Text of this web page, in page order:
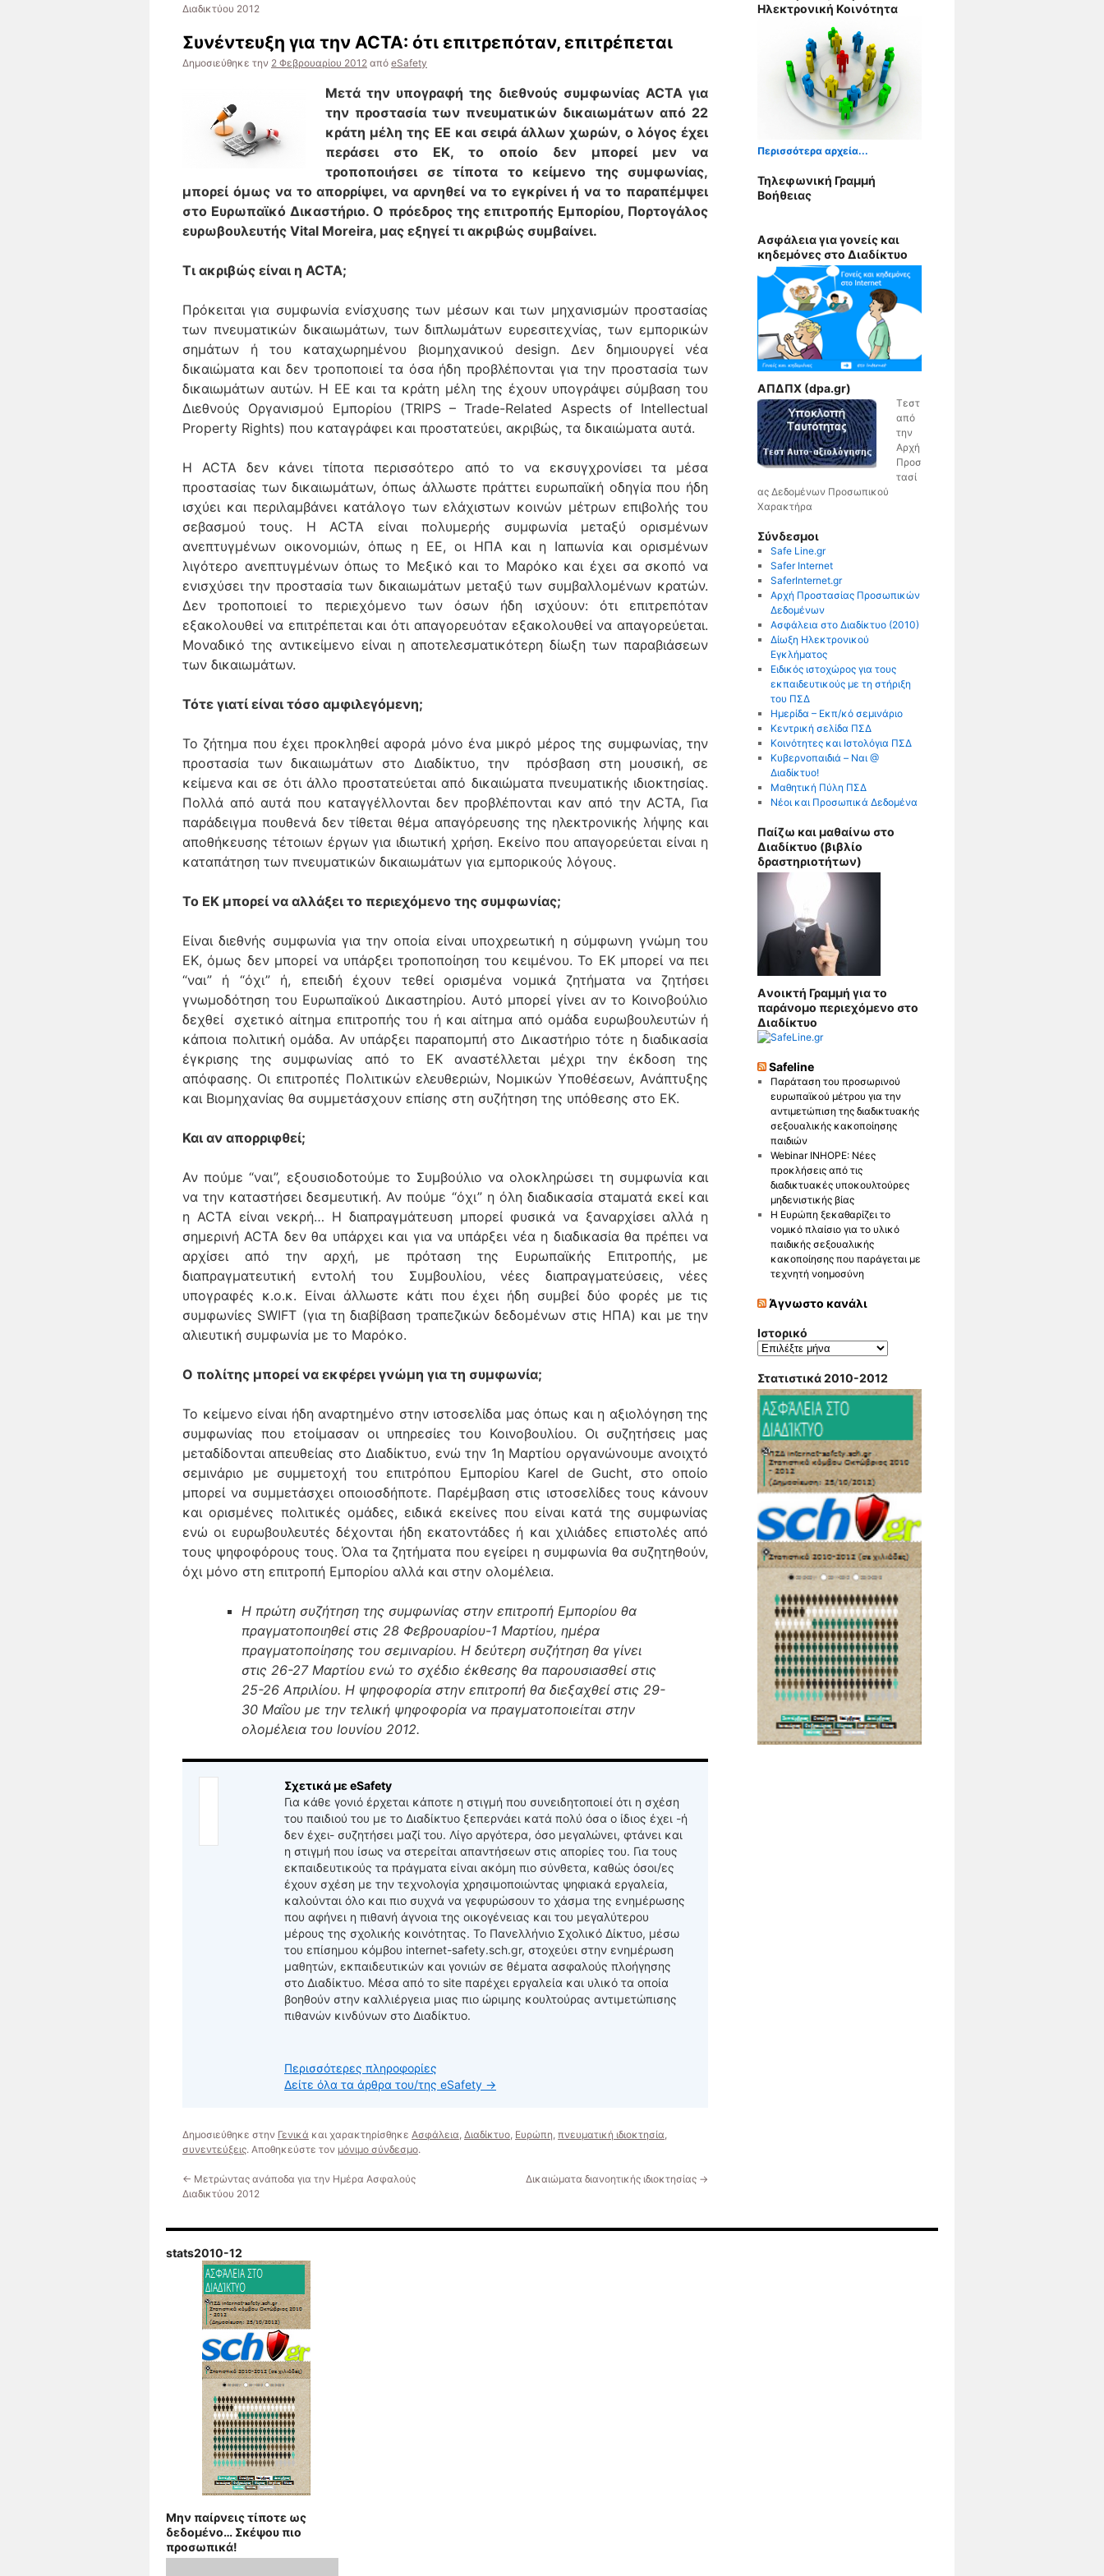
Διαδικτύου 2012
Συνέντευξη για την ACTA: ότι επιτρεπόταν, επιτρέπεται
Δημοσιεύθηκε την 2 Φεβρουαρίου 2012 από eSafety
Μετά την υπογραφή της διεθνούς συμφωνίας ACTA για
την προστασία των πνευματικών δικαιωμάτων από 22
κράτη μέλη της ΕΕ και σειρά άλλων χωρών, ο λόγος έχει
περάσει στο ΕΚ, το οποίο δεν μπορεί μεν να
τροποποιήσει σε τίποτα το κείμενο της συμφωνίας,
μπορεί όμως να το απορρίψει, να αρνηθεί να το εγκρίνει ή να το παραπέμψει
στο Ευρωπαϊκό Δικαστήριο. Ο πρόεδρος της επιτροπής Εμπορίου, Πορτογάλος
ευρωβουλευτής Vital Moreira, μας εξηγεί τι ακριβώς συμβαίνει.
Τι ακριβώς είναι η ACTA;
Πρόκειται για συμφωνία ενίσχυσης των μέσων και των μηχανισμών προστασίας
των πνευματικών δικαιωμάτων, των διπλωμάτων ευρεσιτεχνίας, των εμπορικών
σημάτων ή του καταχωρημένου βιομηχανικού design. Δεν δημιουργεί νέα
δικαιώματα και δεν τροποποιεί τα όσα ήδη προβλέπονται για την προστασία των
δικαιωμάτων αυτών. Η ΕΕ και τα κράτη μέλη της έχουν υπογράψει σύμβαση του
Διεθνούς Οργανισμού Εμπορίου (TRIPS – Trade-Related Aspects of Intellectual
Property Rights) που καταγράφει και προστατεύει, ακριβώς, τα δικαιώματα αυτά.
Η ACTA δεν κάνει τίποτα περισσότερο από το να εκσυγχρονίσει τα μέσα
προστασίας των δικαιωμάτων, όπως άλλωστε πράττει ευρωπαϊκή οδηγία που ήδη
ισχύει και περιλαμβάνει κατάλογο των ελάχιστων κοινών μέτρων επιβολής του
σεβασμού τους. Η ACTA είναι πολυμερής συμφωνία μεταξύ ορισμένων
ανεπτυγμένων οικονομιών, όπως η ΕΕ, οι ΗΠΑ και η Ιαπωνία και ορισμένων
λιγότερο ανεπτυγμένων όπως το Μεξικό και το Μαρόκο και έχει σα σκοπό να
ενισχύσει την προστασία των δικαιωμάτων μεταξύ των συμβαλλομένων κρατών.
Δεν τροποποιεί το περιεχόμενο των όσων ήδη ισχύουν: ότι επιτρεπόταν
εξακολουθεί να επιτρέπεται και ότι απαγορευόταν εξακολουθεί να απαγορεύεται.
Μοναδικό της αντικείμενο είναι η αποτελεσματικότερη δίωξη των παραβιάσεων
των δικαιωμάτων.
Τότε γιατί είναι τόσο αμφιλεγόμενη;
Το ζήτημα που έχει προκληθεί αφορά μόνο ένα μικρό μέρος της συμφωνίας, την
προστασία των δικαιωμάτων στο Διαδίκτυο, την πρόσβαση στη μουσική, σε
κείμενα και σε ότι άλλο προστατεύεται από δικαιώματα πνευματικής ιδιοκτησίας.
Πολλά από αυτά που καταγγέλλονται δεν προβλέπονται καν από την ACTA, Για
παράδειγμα πουθενά δεν τίθεται θέμα απαγόρευσης της ηλεκτρονικής λήψης και
αποθήκευσης τέτοιων έργων για ιδιωτική χρήση. Εκείνο που απαγορεύεται είναι η
καταπάτηση των πνευματικών δικαιωμάτων για εμπορικούς λόγους.
Το ΕΚ μπορεί να αλλάξει το περιεχόμενο της συμφωνίας;
Είναι διεθνής συμφωνία για την οποία είναι υποχρεωτική η σύμφωνη γνώμη του
ΕΚ, όμως δεν μπορεί να υπάρξει τροποποίηση του κειμένου. Το ΕΚ μπορεί να πει
“ναι” ή “όχι” ή, επειδή έχουν τεθεί ορισμένα νομικά ζητήματα να ζητήσει
γνωμοδότηση του Ευρωπαϊκού Δικαστηρίου. Αυτό μπορεί γίνει αν το Κοινοβούλιο
δεχθεί σχετικό αίτημα επιτροπής του ή και αίτημα από ομάδα ευρωβουλευτών ή
κάποια πολιτική ομάδα. Αν υπάρξει παραπομπή στο Δικαστήριο τότε η διαδικασία
έγκρισης της συμφωνίας από το ΕΚ αναστέλλεται μέχρι την έκδοση της
απόφασης. Οι επιτροπές Πολιτικών ελευθεριών, Νομικών Υποθέσεων, Ανάπτυξης
και Βιομηχανίας θα συμμετάσχουν επίσης στη συζήτηση της υπόθεσης στο ΕΚ.
Και αν απορριφθεί;
Αν πούμε “ναι”, εξουσιοδοτούμε το Συμβούλιο να ολοκληρώσει τη συμφωνία και
να την καταστήσει δεσμευτική. Αν πούμε “όχι” η όλη διαδικασία σταματά εκεί και
η ACTA είναι νεκρή… Η διαπραγμάτευση μπορεί φυσικά να ξαναρχίσει αλλά η
σημερινή ACTA δεν θα υπάρχει και για να υπάρξει νέα η διαδικασία θα πρέπει να
αρχίσει από την αρχή, με πρόταση της Ευρωπαϊκής Επιτροπής, με
διαπραγματευτική εντολή του Συμβουλίου, νέες διαπραγματεύσεις, νέες
υπογραφές κ.ο.κ. Είναι άλλωστε κάτι που έχει ήδη συμβεί δύο φορές με τις
συμφωνίες SWIFT (για τη διαβίβαση τραπεζικών δεδομένων στις ΗΠΑ) και με την
αλιευτική συμφωνία με το Μαρόκο.
Ο πολίτης μπορεί να εκφέρει γνώμη για τη συμφωνία;
Το κείμενο είναι ήδη αναρτημένο στην ιστοσελίδα μας όπως και η αξιολόγηση της
συμφωνίας που ετοίμασαν οι υπηρεσίες του Κοινοβουλίου. Οι συζητήσεις μας
μεταδίδονται απευθείας στο Διαδίκτυο, ενώ την 1η Μαρτίου οργανώνουμε ανοιχτό
σεμινάριο με συμμετοχή του επιτρόπου Εμπορίου Karel de Gucht, στο οποίο
μπορεί να συμμετάσχει οποιοσδήποτε. Παρέμβαση στις ιστοσελίδες τους κάνουν
και ορισμένες πολιτικές ομάδες, ειδικά εκείνες που είναι κατά της συμφωνίας
ενώ οι ευρωβουλευτές δέχονται ήδη εκατοντάδες ή και χιλιάδες επιστολές από
τους ψηφοφόρους τους. Όλα τα ζητήματα που εγείρει η συμφωνία θα συζητηθούν,
όχι μόνο στη επιτροπή Εμπορίου αλλά και στην ολομέλεια.
Η πρώτη συζήτηση της συμφωνίας στην επιτροπή Εμπορίου θα
πραγματοποιηθεί στις 28 Φεβρουαρίου-1 Μαρτίου, ημέρα
πραγματοποίησης του σεμιναρίου. Η δεύτερη συζήτηση θα γίνει
στις 26-27 Μαρτίου ενώ το σχέδιο έκθεσης θα παρουσιασθεί στις
25-26 Απριλίου. Η ψηφοφορία στην επιτροπή θα διεξαχθεί στις 29-
30 Μαΐου με την τελική ψηφοφορία να πραγματοποιείται στην
ολομέλεια του Ιουνίου 2012.
Σχετικά με eSafety
Για κάθε γονιό έρχεται κάποτε η στιγμή που συνειδητοποιεί ότι η σχέση
του παιδιού του με το Διαδίκτυο ξεπερνάει κατά πολύ όσα ο ίδιος έχει -ή
δεν έχει- συζητήσει μαζί του. Λίγο αργότερα, όσο μεγαλώνει, φτάνει και
η στιγμή που ίσως να στερείται απαντήσεων στις απορίες του. Για τους
εκπαιδευτικούς τα πράγματα είναι ακόμη πιο σύνθετα, καθώς όσοι/ες
έχουν σχέση με την τεχνολογία χρησιμοποιώντας ψηφιακά εργαλεία,
καλούνται όλο και πιο συχνά να γεφυρώσουν το χάσμα της ενημέρωσης
που αφήνει η πιθανή άγνοια της οικογένειας και του μεγαλύτερου
μέρους της σχολικής κοινότητας. Το Πανελλήνιο Σχολικό Δίκτυο, μέσω
του επίσημου κόμβου internet-safety.sch.gr, στοχεύει στην ενημέρωση
μαθητών, εκπαιδευτικών και γονιών σε θέματα ασφαλούς πλοήγησης
στο Διαδίκτυο. Μέσα από το site παρέχει εργαλεία και υλικό τα οποία
βοηθούν στην καλλιέργεια μιας πιο ώριμης κουλτούρας αντιμετώπισης
πιθανών κινδύνων στο Διαδίκτυο.
Περισσότερες πληροφορίες
Δείτε όλα τα άρθρα του/της eSafety →
Δημοσιεύθηκε στην Γενικά και χαρακτηρίσθηκε Ασφάλεια, Διαδίκτυο, Ευρώπη, πνευματική ιδιοκτησία,
συνεντεύξεις. Αποθηκεύστε τον μόνιμο σύνδεσμο.
← Μετρώντας ανάποδα για την Ημέρα Ασφαλούς
Διαδικτύου 2012
Δικαιώματα διανοητικής ιδιοκτησίας →
Ηλεκτρονική Κοινότητα
Περισσότερα αρχεία...
Τηλεφωνική Γραμμή
Βοήθειας
Ασφάλεια για γονείς και
κηδεμόνες στο Διαδίκτυο
ΑΠΔΠΧ (dpa.gr)
Τεστ
από
την
Αρχή
Προσ
τασί
ας Δεδομένων Προσωπικού
Χαρακτήρα
Σύνδεσμοι
Safe Line.gr
Safer Internet
SaferInternet.gr
Αρχή Προστασίας Προσωπικών
Δεδομένων
Ασφάλεια στο Διαδίκτυο (2010)
Δίωξη Ηλεκτρονικού
Εγκλήματος
Ειδικός ιστοχώρος για τους
εκπαιδευτικούς με τη στήριξη
του ΠΣΔ
Ημερίδα – Εκπ/κό σεμινάριο
Κεντρική σελίδα ΠΣΔ
Κοινότητες και Ιστολόγια ΠΣΔ
Κυβερνοπαιδιά – Nαι @
Διαδίκτυο!
Μαθητική Πύλη ΠΣΔ
Νέοι και Προσωπικά Δεδομένα
Παίζω και μαθαίνω στο
Διαδίκτυο (βιβλίο
δραστηριοτήτων)
Aνοικτή Γραμμή για το
παράνομο περιεχόμενο στο
Διαδίκτυο
Safeline
Παράταση του προσωρινού
ευρωπαϊκού μέτρου για την
αντιμετώπιση της διαδικτυακής
σεξουαλικής κακοποίησης
παιδιών
Webinar INHOPE: Νέες
προκλήσεις από τις
διαδικτυακές υποκουλτούρες
μηδενιστικής βίας
Η Ευρώπη ξεκαθαρίζει το
νομικό πλαίσιο για το υλικό
παιδικής σεξουαλικής
κακοποίησης που παράγεται με
τεχνητή νοημοσύνη
Άγνωστο κανάλι
Ιστορικό
Ιστορικό
Στατιστικά 2010-2012
stats2010-12
Μην παίρνεις τίποτε ως
δεδομένο… Σκέψου πιο
προσωπικά!